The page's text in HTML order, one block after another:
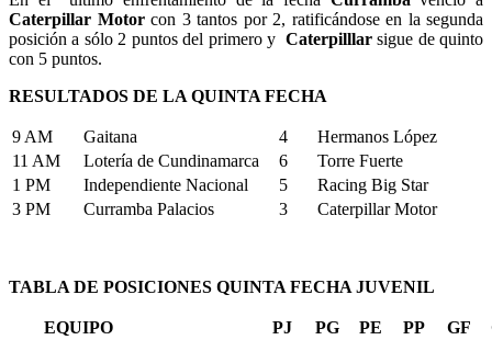
Caterpillar Motor con 3 tantos por 2, ratificándose en la segunda
posición a sólo 2 puntos del primero y Caterpilllarsigue de quinto
con 5 puntos.
RESULTADOS DE LA QUINTA FECHA
9 AM Gaitana 4
Hermanos López
11 AM
Lotería de Cundinamarca 6
Torre Fuerte
1 PM
Independiente Nacional 5
Racing Big Star
3 PM
Curramba Palacios 3 Caterpillar Motor
TABLA DE POSICIONES QUINTA FECHA JUVENIL
EQUIPO PJ PG PE PP GF